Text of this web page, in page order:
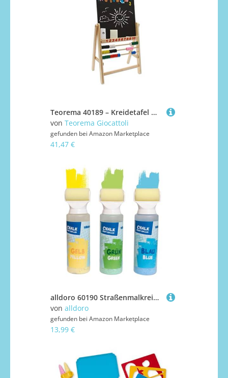
Teorema 40189 – Kreidetafel mit Kreide, Holz
von Teorema Giocattoli
gefunden bei Amazon Marketplace
41,47 €
alldoro 60190 Straßenmalkreide-Roller 3er Set, flüssige Straßen-Kreide ohne schmutzige Finger, Gelb/Grün/Blau je 100g, ungiftig & wiederverwendbar
von alldoro
gefunden bei Amazon Marketplace
13,99 €